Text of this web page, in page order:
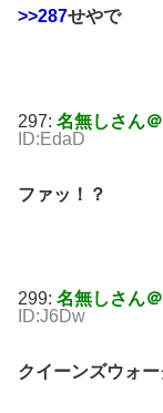
>>287せやで
297: 名無しさん
ID:EdaD
ファッ！？
299: 名無しさん
ID:J6Dw
クイーンズウォ